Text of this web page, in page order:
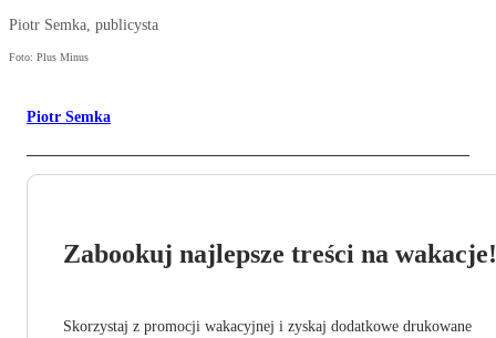
Piotr Semka, publicysta
Foto: Plus Minus
Piotr Semka
Zabookuj najlepsze treści na wakacje!
Skorzystaj z promocji wakacyjnej i zyskaj dodatkowe drukowane